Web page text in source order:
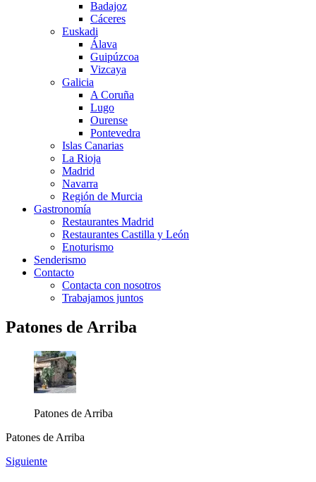
Badajoz
Cáceres
Euskadi
Álava
Guipúzcoa
Vizcaya
Galicia
A Coruña
Lugo
Ourense
Pontevedra
Islas Canarias
La Rioja
Madrid
Navarra
Región de Murcia
Gastronomía
Restaurantes Madrid
Restaurantes Castilla y León
Enoturismo
Senderismo
Contacto
Contacta con nosotros
Trabajamos juntos
Patones de Arriba
Patones de Arriba
Patones de Arriba
Siguiente